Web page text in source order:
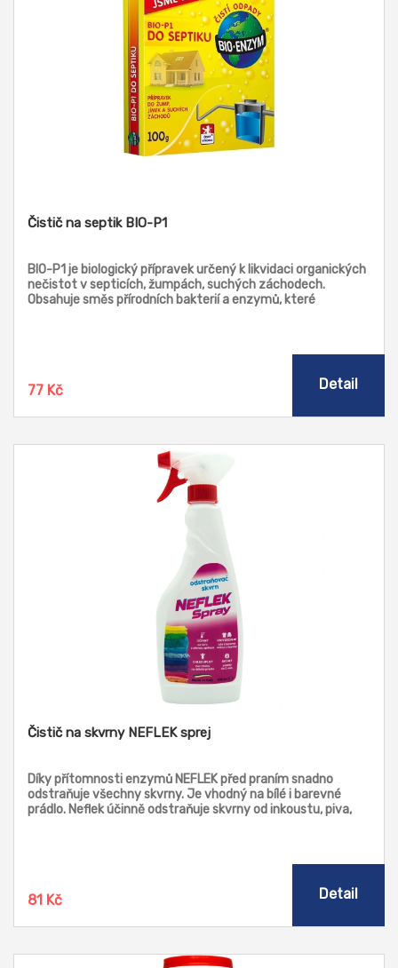
Čistič na septik BIO-P1
BIO-P1 je biologický přípravek určený k likvidaci organických
nečistot v septicích, žumpách, suchých záchodech.
Obsahuje směs přírodních bakterií a enzymů, které
77 Kč Detail
Čistič na skvrny NEFLEK sprej
Díky přítomnosti enzymů NEFLEK před praním snadno
odstraňuje všechny skvrny. Je vhodný na bílé i barevné
prádlo. Neflek účinně odstraňuje skvrny od inkoustu, piva,
81 Kč Detail